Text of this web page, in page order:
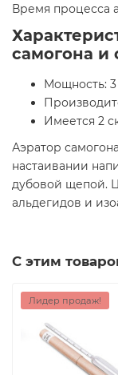
Время процесса
самогона и
Мощность: 3
Имеется 2
Аэратор
настаивании
дубовой щепой.
альдегидов и
С этим
Лидер продаж!